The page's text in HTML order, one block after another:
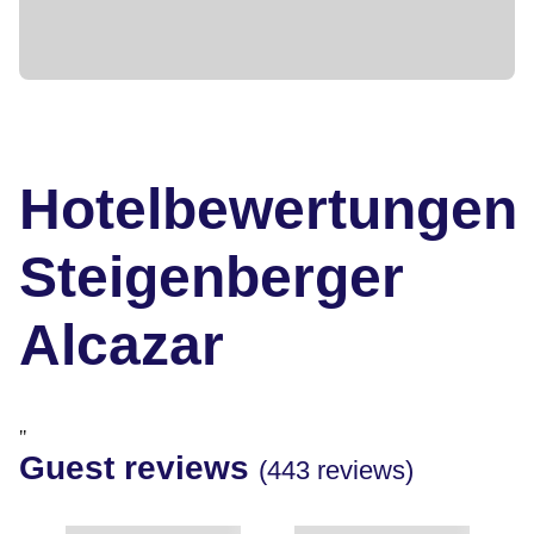
Hotelbewertungen
Steigenberger
Alcazar
"
Guest reviews (443 reviews)